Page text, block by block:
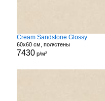
Cream Sandstone Glossy
60x60 см, пол/стены
7430 р/м²